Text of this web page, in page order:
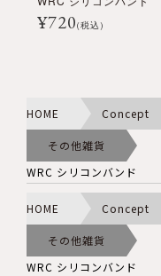
¥720(税込)
HOME Concept
その他雑貨
WRC シリコンバンド
HOME Concept
その他雑貨
WRC シリコンバンド